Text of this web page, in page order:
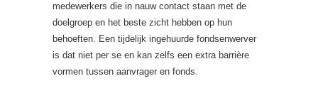
medewerkers die in nauw contact staan met de
doelgroep en het beste zicht hebben op hun
behoeften. Een tijdelijk ingehuurde fondsenwerver
is dat niet per se en kan zelfs een extra barrière
vormen tussen aanvrager en fonds.